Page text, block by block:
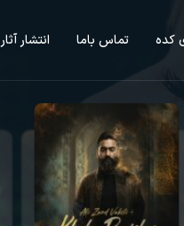
کده تماس باما انتشار آثار